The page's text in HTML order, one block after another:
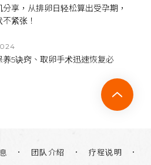
享，从排卵日轻松算出受孕期，
紧张！
养5诀窍、取卵手术迅速恢复必
团队介绍 疗程说明